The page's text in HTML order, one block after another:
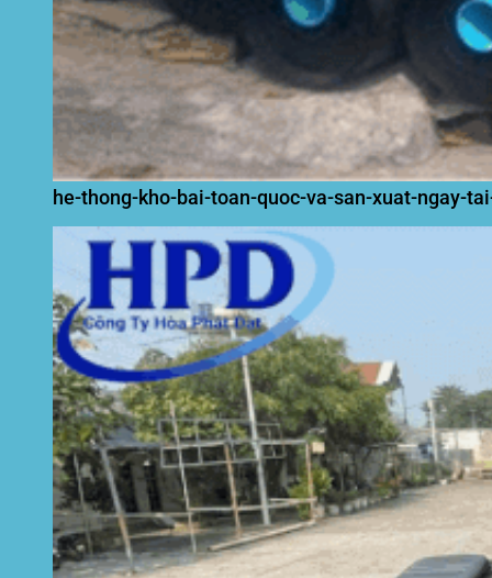
he-thong-kho-bai-toan-quoc-va-san-xuat-ngay-